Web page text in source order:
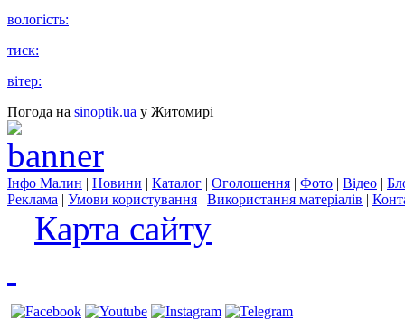
вологість:
тиск:
вітер:
Погода на sinoptik.ua у Житомирі
Інфо Малин | Новини | Каталог | Оголошення | Фото | Відео |
Реклама | Умови користування | Використання матеріалів |
Карта сайту